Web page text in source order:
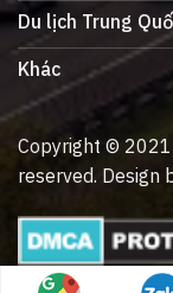
Du lịch Trung
Khác
Copyright © 2021
reserved. Design